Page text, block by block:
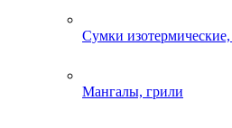
Сумки
Мангалы, грили